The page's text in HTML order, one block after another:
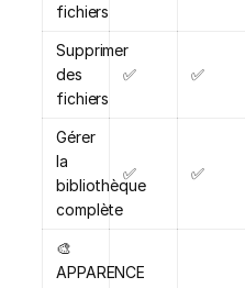
fichiers
Supprimer
des
fichiers
✅ ✅
Gérer
la
bibliothèque
complète
✅ ✅
🎨
APPARENCE